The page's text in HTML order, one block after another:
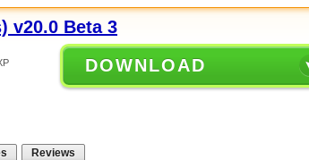
v20.0 Beta 3
DOWNLOAD
Reviews